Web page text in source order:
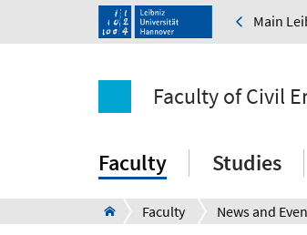
Main
Faculty of Civil
Faculty Studies
Faculty News and